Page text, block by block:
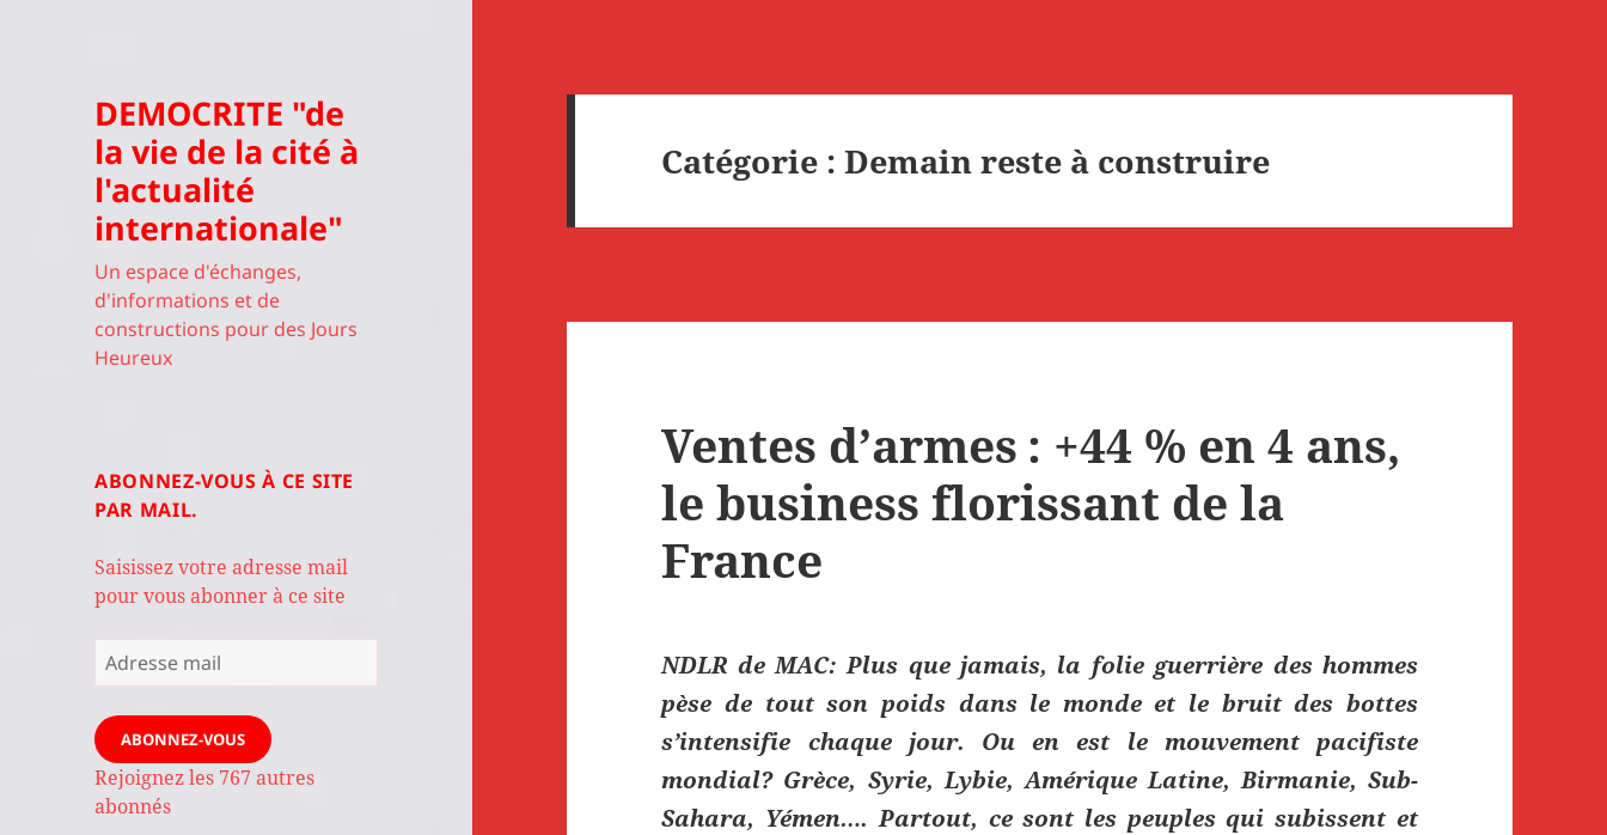
DEMOCRITE "de
la vie de la cité à
l'actualité
internationale"
Un espace d'échanges,
d'informations et de
constructions pour des Jours
Heureux
ABONNEZ-VOUS À CE SITE
PAR MAIL.
Saisissez votre adresse mail
pour vous abonner à ce site
Adresse
mail
ABONNEZ-VOUS
Rejoignez les 767 autres
abonnés
Catégorie :Demain reste à construire
Ventes d’armes : +44 % en 4 ans,
le business florissant de la
France
NDLR de MAC: Plus que jamais, la folie guerrière des hommes
pèse de tout son poids dans le monde et le bruit des bottes
s’intensifie chaque jour. Ou en est le mouvement pacifiste
mondial? Grèce, Syrie, Lybie, Amérique Latine, Birmanie, Sub-
Sahara, Yémen…. Partout, ce sont les peuples qui subissent et